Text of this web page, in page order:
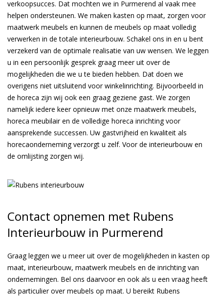
verkoopsucces. Dat mochten we in Purmerend al vaak mee
helpen ondersteunen. We maken kasten op maat, zorgen voor
maatwerk meubels en kunnen de meubels op maat volledig
verwerken in de totale interieurbouw. Schakel ons in en u bent
verzekerd van de optimale realisatie van uw wensen. We leggen
u in een persoonlijk gesprek graag meer uit over de
mogelijkheden die we u te bieden hebben. Dat doen we
overigens niet uitsluitend voor winkelinrichting. Bijvoorbeeld in
de horeca zijn wij ook een graag geziene gast. We zorgen
namelijk iedere keer opnieuw met onze maatwerk meubels,
horeca meubilair en de volledige horeca inrichting voor
aansprekende successen. Uw gastvrijheid en kwaliteit als
horecaonderneming verzorgt u zelf. Voor de interieurbouw en
de omlijsting zorgen wij.
Contact opnemen met Rubens
Interieurbouw in Purmerend
Graag leggen we u meer uit over de mogelijkheden in kasten op
maat, interieurbouw, maatwerk meubels en de inrichting van
ondernemingen. Bel ons daarvoor en ook als u een vraag heeft
als particulier over meubels op maat. U bereikt Rubens